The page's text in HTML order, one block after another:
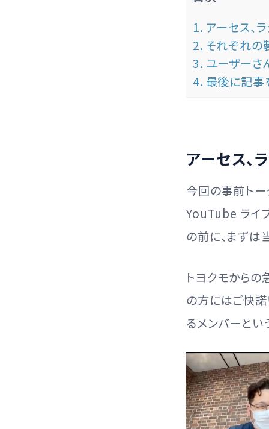
アーセス、
それぞれの
ユーザーさ
最後に記事
アーセス、
今回の事前ト
YouTube ライ
の前に、まずは
トヨクモから
の方にはご快
るメンバーとい